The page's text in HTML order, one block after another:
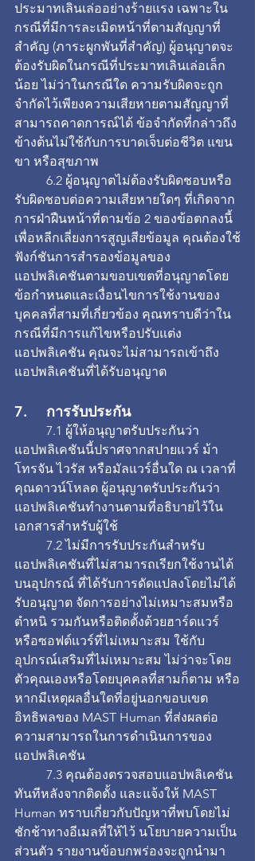
ประมาทเลินเล่ออย่างร้ายแรง เฉพาะใน
กรณีที่มีการละเมิดหน้าที่ตามสัญญาที่
สำคัญ (ภาระผูกพันที่สำคัญ) ผู้อนุญาตจะ
ต้องรับผิดในกรณีที่ประมาทเลินเล่อเล็ก
น้อย ไม่ว่าในกรณีใด ความรับผิดจะถูก
จำกัดไว้เพียงความเสียหายตามสัญญาที่
สามารถคาดการณ์ได้ ข้อจำกัดที่กล่าวถึง
ข้างต้นไม่ใช้กับการบาดเจ็บต่อชีวิต แขน
ขา หรือสุขภาพ
รับผิดชอบต่อความเสียหายใดๆ ที่เกิดจาก
การฝ่าฝืนหน้าที่ตามข้อ 2 ของข้อตกลงนี้
เพื่อหลีกเลี่ยงการสูญเสียข้อมูล คุณต้องใช้
ฟังก์ชันการสำรองข้อมูลของ
แอปพลิเคชันตามขอบเขตที่อนุญาตโดย
ข้อกำหนดและเงื่อนไขการใช้งานของ
บุคคลที่สามที่เกี่ยวข้อง คุณทราบดีว่าใน
กรณีที่มีการแก้ไขหรือปรับแต่ง
แอปพลิเคชัน คุณจะไม่สามารถเข้าถึง
แอปพลิเคชันที่ได้รับอนุญาต
7. 	การรับประกัน
แอปพลิเคชันนี้ปราศจากสปายแวร์ ม้า
โทรจัน ไวรัส หรือมัลแวร์อื่นใด ณ เวลาที่
คุณดาวน์โหลด ผู้อนุญาตรับประกันว่า
แอปพลิเคชันทำงานตามที่อธิบายไว้ใน
เอกสารสำหรับผู้ใช้
แอปพลิเคชันที่ไม่สามารถเรียกใช้งานได้
บนอุปกรณ์ ที่ได้รับการดัดแปลงโดยไม่ได้
รับอนุญาต จัดการอย่างไม่เหมาะสมหรือ
ตำหนิ รวมกันหรือติดตั้งด้วยฮาร์ดแวร์
หรือซอฟต์แวร์ที่ไม่เหมาะสม ใช้กับ
อุปกรณ์เสริมที่ไม่เหมาะสม ไม่ว่าจะโดย
ตัวคุณเองหรือโดยบุคคลที่สามก็ตาม หรือ
หากมีเหตุผลอื่นใดที่อยู่นอกขอบเขต
อิทธิพลของ MAST Human ที่ส่งผลต่อ
ความสามารถในการดำเนินการของ
แอปพลิเคชัน
ทันทีหลังจากติดตั้ง และแจ้งให้ MAST
Human ทราบเกี่ยวกับปัญหาที่พบโดยไม่
ชักช้าทางอีเมลที่ให้ไว้ นโยบายความเป็น
ส่วนตัว รายงานข้อบกพร่องจะถูกนำมา